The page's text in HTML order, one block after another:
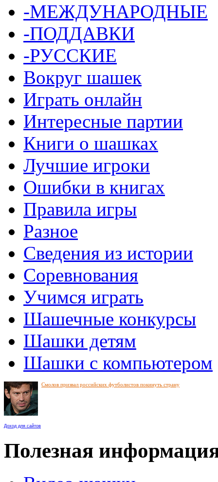
-МЕЖДУНАРОДНЫЕ
-ПОДДАВКИ
-РУССКИЕ
Вокруг шашек
Играть онлайн
Интересные партии
Книги о шашках
Лучшие игроки
Ошибки в книгах
Правила игры
Разное
Сведения из истории
Соревнования
Учимся играть
Шашечные конкурсы
Шашки детям
Шашки с компьютером
Смолов призвал российских футболистов покинуть страну
Доход для сайтов
Полезная